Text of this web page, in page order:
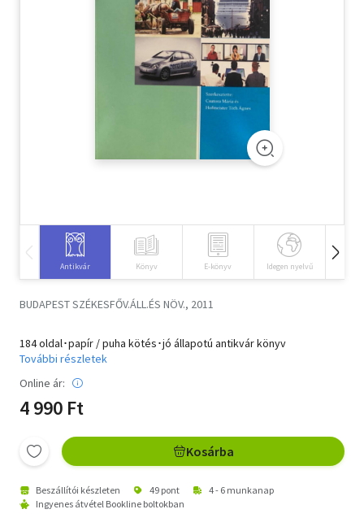
Tankönyv, segédkönyv
Antikvár Könyv E-könyv Idegen nyelvű
BUDAPEST SZÉKESFŐV.ÁLL.ÉS NÖV., 2011
184 oldal･papír / puha kötés･jó állapotú antikvár könyv
További részletek
Online ár:
4 990 Ft
Kosárba
Beszállítói készleten 49 pont
4 - 6 munkanap
Ingyenes átvétel Bookline boltokban